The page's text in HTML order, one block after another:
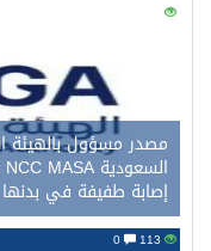
127
مصدر مسؤول بالهيئة
إصابة طفيفة في بدنها